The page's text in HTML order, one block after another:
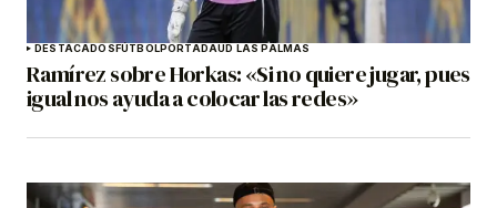
DESTACADOSFÚTBOLPORTADAUD LAS PALMAS
Ramírez sobre Horkas: «Si no quiere jugar, pues
igual nos ayuda a colocar las redes»